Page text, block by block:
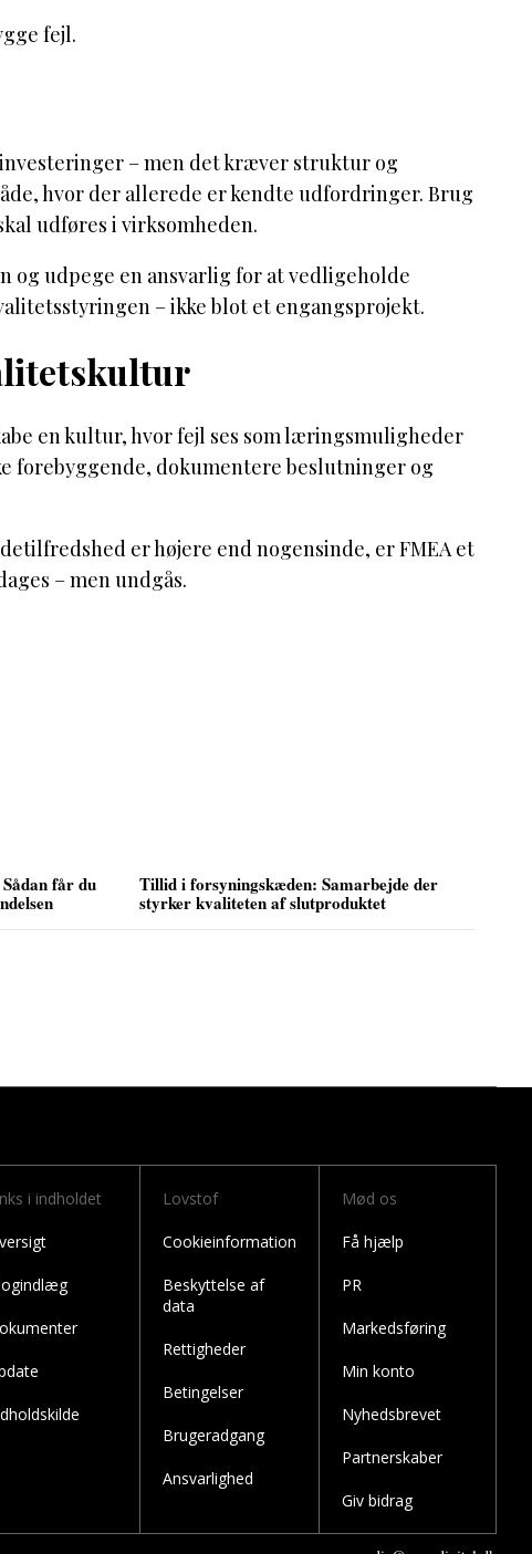
fejl.
– men det kræver struktur og
hvor der allerede er kendte udfordringer. Brug
udføres i virksomheden.
og udpege en ansvarlig for at vedligeholde
– ikke blot et engangsprojekt.
en kultur, hvor fejl ses som læringsmuligheder
forebyggende, dokumentere beslutninger og
er højere end nogensinde, er FMEA et
– men undgås.
får du Tillid i forsyningskæden: Samarbejde der
styrker kvaliteten af slutproduktet
Mød os
Få hjælp
PR
Markedsføring
Min konto
Nyhedsbrevet
Partnerskaber
Giv bidrag
i indholdet Lovstof
Cookieinformation
Beskyttelse af
data
Rettigheder
Betingelser
Brugeradgang
Ansvarlighed